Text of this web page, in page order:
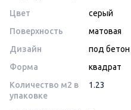
Цвет
серый
Поверхность
матовая
Дизайн
под бетон
Форма
квадрат
Количество м2 в
упаковке
1.23